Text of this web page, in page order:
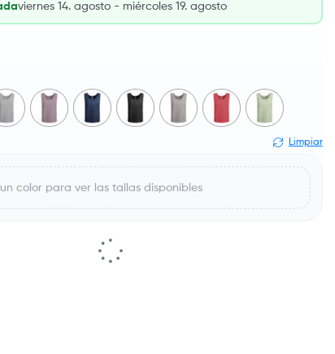
viernes 14. agosto - miércoles 19. agosto
Limpiar
color para ver las tallas disponibles